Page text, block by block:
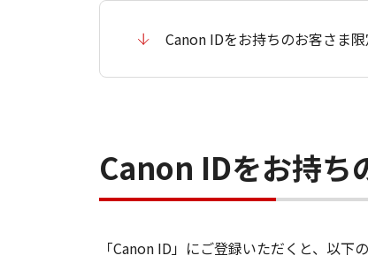
Canon IDをお持ちのお客さま
Canon IDをお持ち
「Canon ID」にご登録いただくと、以下